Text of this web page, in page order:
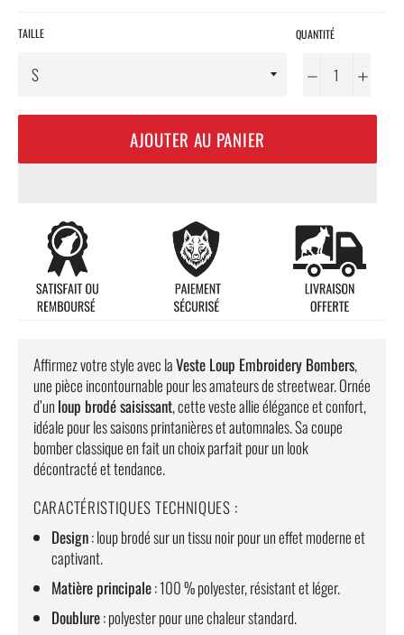
TAILLE QUANTITÉ
− +
AJOUTER AU PANIER
Affirmez votre style avec laVeste Loup Embroidery Bombers,
une pièce incontournable pour les amateurs de streetwear. Ornée
d’un loup brodé saisissant, cette veste allie élégance et confort,
idéale pour les saisons printanières et automnales. Sa coupe
bomber classique en fait un choix parfait pour un look
décontracté et tendance.
CARACTÉRISTIQUES TECHNIQUES :
Design: loup brodé sur un tissu noir pour un effet moderne et
captivant.
Matière principale: 100 % polyester, résistant et léger.
Doublure: polyester pour une chaleur standard.